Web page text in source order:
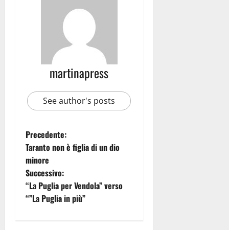
martinapress
See author's posts
Precedente:
Taranto non è figlia di un dio
minore
Successivo:
“La Puglia per Vendola” verso
“”La Puglia in più”